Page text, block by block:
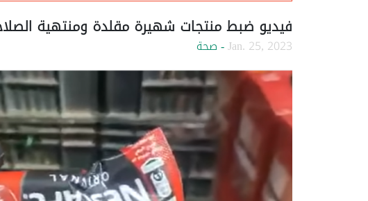
فيديو ضبط منتجات شهيرة مقلدة ومنتهية
Jan. 25, 2023- صحة